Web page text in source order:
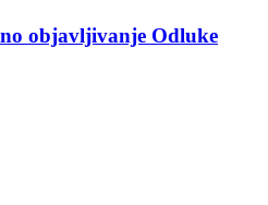
objavljivanje Odluke